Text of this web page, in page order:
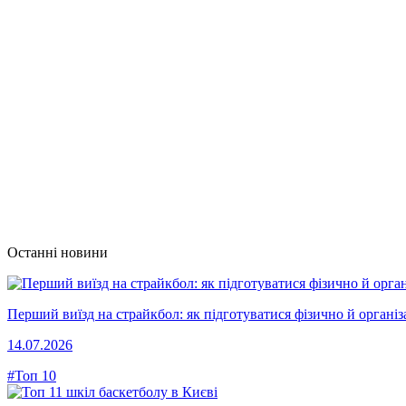
Останні новини
Перший виїзд на страйкбол: як підготуватися фізично й
14.07.2026
#Топ 10